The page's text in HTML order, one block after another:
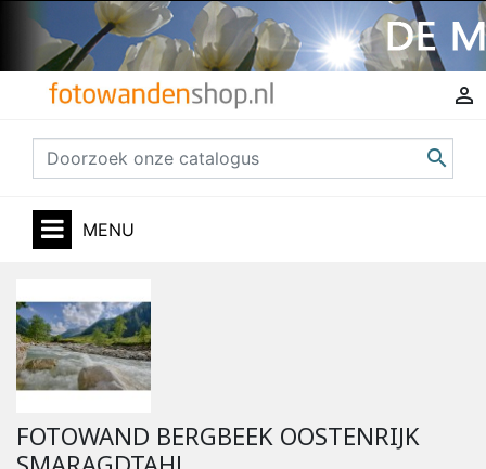


MENU
FOTOWAND BERGBEEK OOSTENRIJK